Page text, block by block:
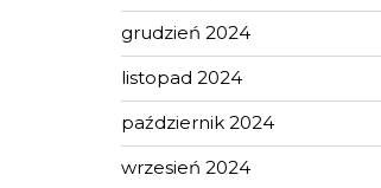
grudzień 2024
listopad 2024
październik 2024
wrzesień 2024